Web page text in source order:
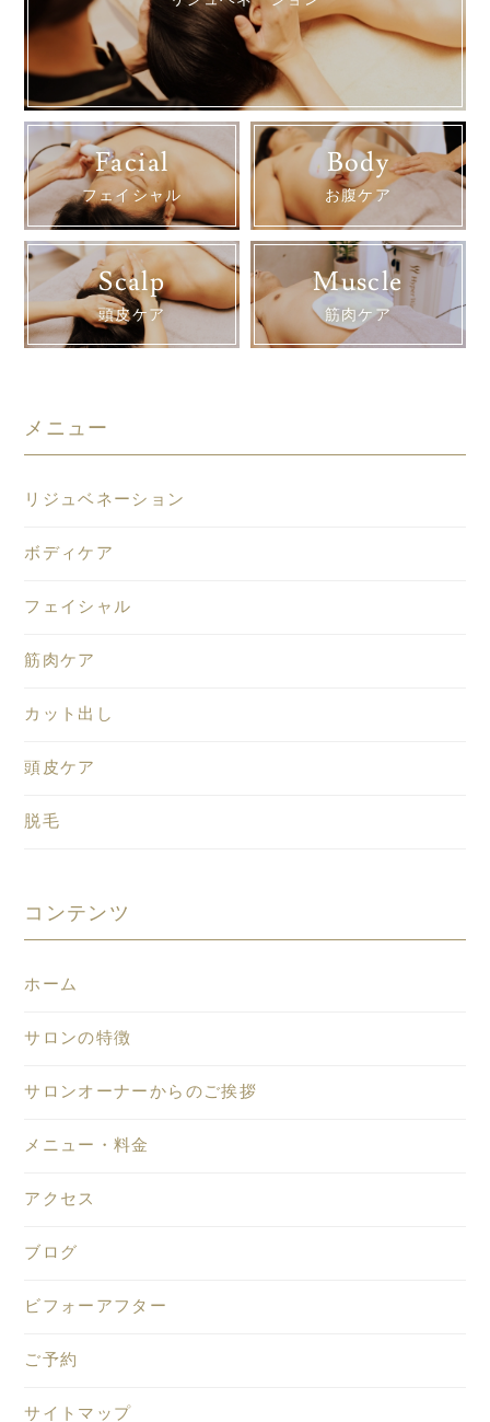
Facial
フェイシャル
Body
お腹ケア
Scalp
頭皮ケア
Muscle
筋肉ケア
メニュー
リジュベネーション
ボディケア
フェイシャル
筋肉ケア
カット出し
頭皮ケア
脱毛
コンテンツ
ホーム
サロンの特徴
サロンオーナーからのご挨拶
メニュー・料金
アクセス
ブログ
ビフォーアフター
ご予約
サイトマップ